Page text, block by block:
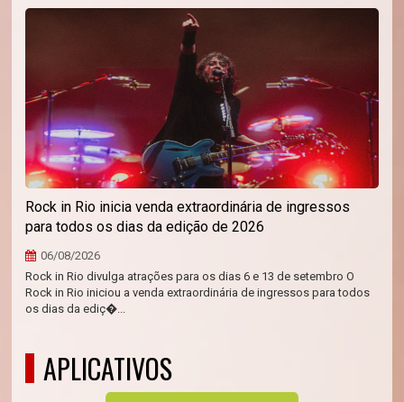
Rock in Rio inicia venda extraordinária de ingressos
para todos os dias da edição de 2026
06/08/2026
Rock in Rio divulga atrações para os dias 6 e 13 de setembro O
Rock in Rio iniciou a venda extraordinária de ingressos para todos
os dias da ediç�...
APLICATIVOS